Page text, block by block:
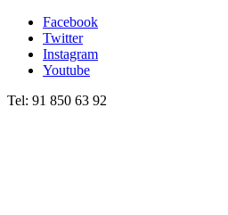
Facebook
Twitter
Instagram
Youtube
Tel: 91 850 63 92